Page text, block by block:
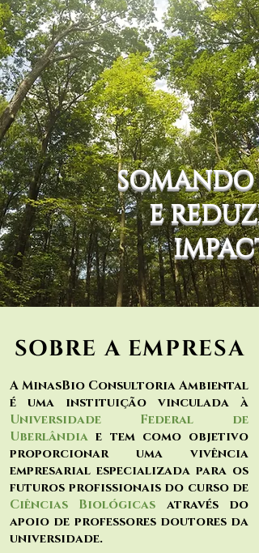
SOMANDO
E
SOBRE A EMPRESA
A MinasBio Consultoria Ambiental
é uma instituição vinculada à
Universidade Federal de
Uberlândia e tem como objetivo
proporcionar uma vivência
empresarial especializada para os
futuros profissionais do curso de
Ciências Biológicas através do
apoio de professores doutores da
universidade.